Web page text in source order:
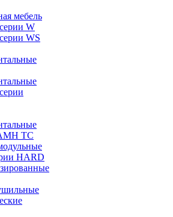
мебель
W
WS
TC
HARD